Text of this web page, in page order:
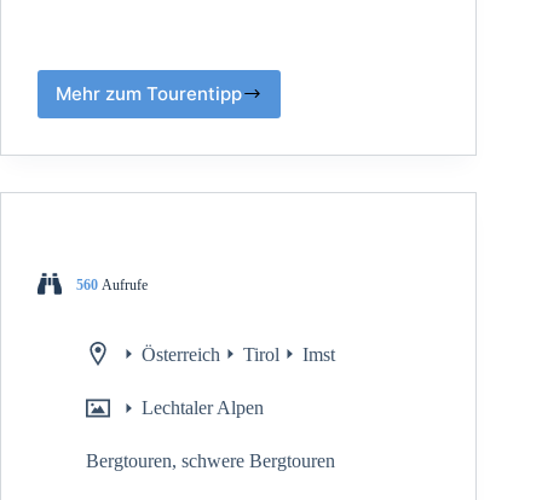
Mehr zum Tourentipp
560 Aufrufe
Österreich Tirol Imst
Lechtaler Alpen
Bergtouren, schwere Bergtouren